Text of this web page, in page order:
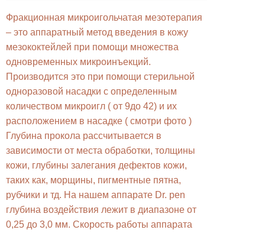
Фракционная микроигольчатая мезотерапия
– это аппаратный метод введения в кожу
мезококтейлей при помощи множества
одновременных микроинъекций.
Производится это при помощи стерильной
одноразовой насадки с определенным
количеством микроигл ( от 9до 42) и их
расположением в насадке ( смотри фото )
Глубина прокола рассчитывается в
зависимости от места обработки, толщины
кожи, глубины залегания дефектов кожи,
таких как, морщины, пигментные пятна,
рубчики и тд. На нашем аппарате Dr. pen
глубина воздействия лежит в диапазоне от
0,25 до 3,0 мм. Скорость работы аппарата